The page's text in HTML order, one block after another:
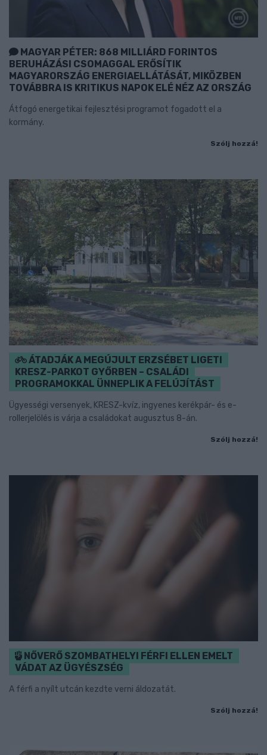
MAGYAR PÉTER: 868 MILLIÁRD FORINTOS
BERUHÁZÁSI CSOMAGGAL ERŐSÍTIK
MAGYARORSZÁG ENERGIAELLÁTÁSÁT, MIKÖZBEN
TOVÁBBRA IS KRITIKUS NAPOK ELÉ NÉZ AZ ORSZÁG
Átfogó energetikai fejlesztési programot fogadott el a
kormány.
Szólj hozzá!
ÁTADJÁK A MEGÚJULT ERZSÉBET LIGETI
KRESZ-PARKOT GYŐRBEN – CSALÁDI
PROGRAMOKKAL ÜNNEPLIK A FELÚJÍTÁST
Ügyességi versenyek, KRESZ-kvíz, ingyenes kerékpár- és e-
rollerjelölés is várja a családokat augusztus 8-án.
Szólj hozzá!
NŐVERŐ SZOMBATHELYI FÉRFI ELLEN EMELT
VÁDAT AZ ÜGYÉSZSÉG
A férfi a nyílt utcán kezdte verni áldozatát.
Szólj hozzá!